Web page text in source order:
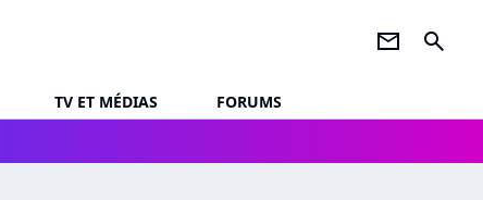
newsletter search
TV ET MÉDIAS
FORUMS